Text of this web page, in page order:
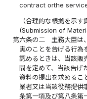
contract orthe
（合理的な根拠を示す
(Submission of
第六条の二
主務大臣は
実のことを告げる行為
認めるときは、当該販
間を定めて、当該告げ
資料の提出を求めるこ
業者又は当該役務提供
条第一項及び第八条第